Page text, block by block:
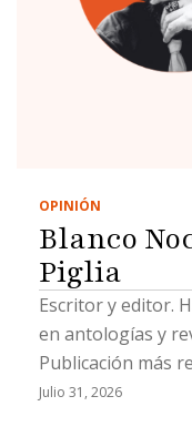
OPINIÓN
Blanco
Piglia
Escritor y editor.
en antologías y
Publicación más
(Fondo Blanco,
Julio 31, 2026